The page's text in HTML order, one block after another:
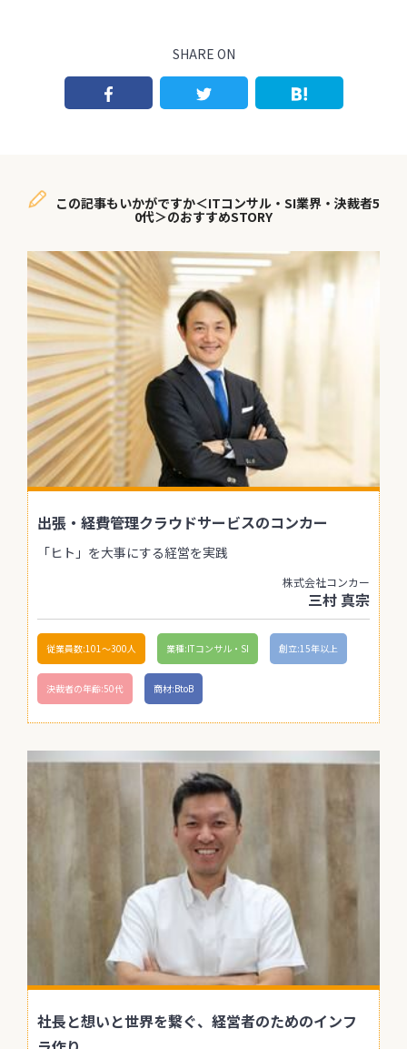
SHARE ON
この記事もいかがですか＜ITコンサル・SI業界・決裁者5
0代＞のおすすめSTORY
出張・経費管理クラウドサービスのコンカー
「ヒト」を大事にする経営を実践
株式会社コンカー
三村 真宗
従業員数:101〜300人 業種:ITコンサル・SI 創立:15年以上
決裁者の年齢:50代 商材:BtoB
社長と想いと世界を繋ぐ、経営者のためのインフ